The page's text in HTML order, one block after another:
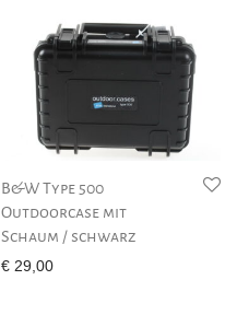
B&W Type 500
Outdoorcase mit
Schaum / schwarz
€ 29,00